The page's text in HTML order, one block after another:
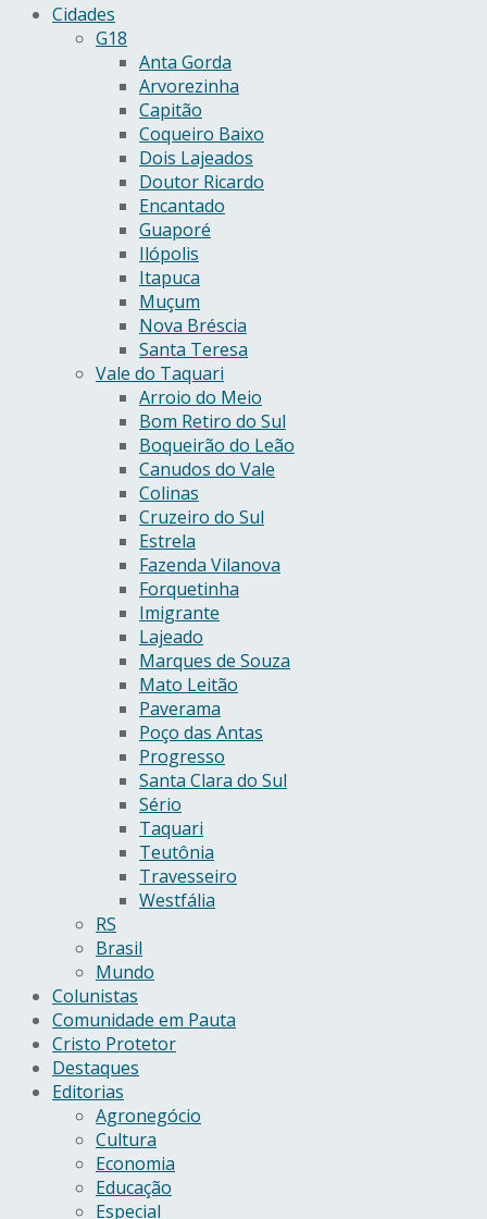
Cidades
G18
Anta Gorda
Arvorezinha
Capitão
Coqueiro Baixo
Dois Lajeados
Doutor Ricardo
Encantado
Guaporé
Ilópolis
Itapuca
Muçum
Nova Bréscia
Santa Teresa
Vale do Taquari
Arroio do Meio
Bom Retiro do Sul
Boqueirão do Leão
Canudos do Vale
Colinas
Cruzeiro do Sul
Estrela
Fazenda Vilanova
Forquetinha
Imigrante
Lajeado
Marques de Souza
Mato Leitão
Paverama
Poço das Antas
Progresso
Santa Clara do Sul
Sério
Taquari
Teutônia
Travesseiro
Westfália
RS
Brasil
Mundo
Colunistas
Comunidade em Pauta
Cristo Protetor
Destaques
Editorias
Agronegócio
Cultura
Economia
Educação
Especial